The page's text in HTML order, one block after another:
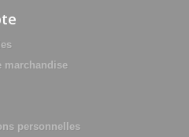
marchandise
personnelles